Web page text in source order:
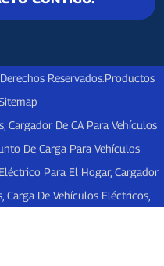
Reservados.Productos
Cargador De CA Para Vehículos
De Carga Para Vehículos
Para El Hogar, Cargador
, Carga De Vehículos Eléctricos,